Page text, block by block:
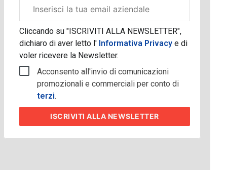
aziendale
Cliccando su "ISCRIVITI ALLA NEWSLETTER",
dichiaro di aver letto l' Informativa Privacye di
voler ricevere la Newsletter.
Acconsento all'invio di comunicazioni
promozionali e commerciali per conto di
terzi.
ISCRIVITIALLA NEWSLETTER